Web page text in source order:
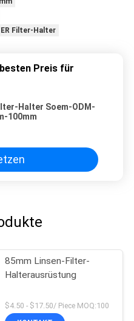
Filter-Halter
Preis für
Halter Soem-ODM-
100mm
85mm Linsen-Filter-
Halterausrüstung
$4.50 - $17.50/ Piece MOQ:100